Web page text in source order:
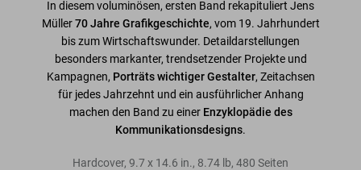
In diesem voluminösen, ersten Band rekapituliert Jens
Müller70 Jahre Grafikgeschichte, vom 19. Jahrhundert
bis zum Wirtschaftswunder. Detaildarstellungen
besonders markanter, trendsetzender Projekte und
Kampagnen, Porträts wichtiger Gestalter, Zeitachsen
für jedes Jahrzehnt und ein ausführlicher Anhang
machen den Band zu einer Enzyklopädie des
Kommunikationsdesigns.
Hardcover, 9.7 x 14.6 in., 8.74 lb, 480 Seiten